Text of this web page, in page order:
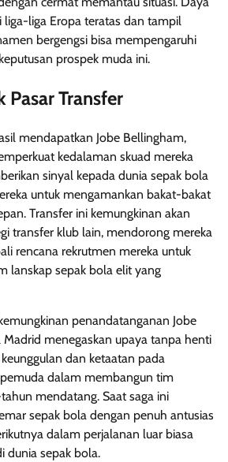
liga-liga Eropa teratas dan tampil
bergengsi bisa mempengaruhi
prospek muda ini.
Transfer
mendapatkan Jobe Bellingham,
kedalaman skuad mereka
sinyal kepada dunia sepak bola
untuk mengamankan bakat-bakat
Transfer ini kemungkinan akan
transfer klub lain, mendorong mereka
rencana rekrutmen mereka untuk
lanskap sepak bola elit yang
penandatanganan Jobe
menegaskan upaya tanpa henti
dan ketaatan pada
dalam membangun tim
mendatang. Saat saga ini
sepak bola dengan penuh antusias
dalam perjalanan luar biasa
dunia sepak bola.